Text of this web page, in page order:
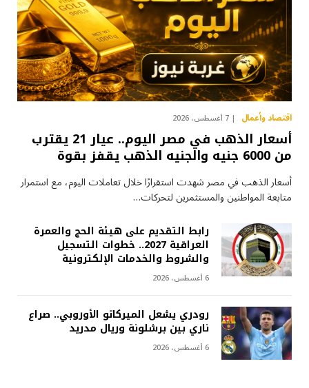
اقتصاد وأعمال 7 أغسطس، 2026
أسعار الذهب في مصر اليوم.. عيار 21 يقترب
من 6000 جنيه والجنيه الذهب يقفز بقوة
أسعار الذهب في مصر شهدت استقرارًا خلال تعاملات اليوم، مع استمرار
متابعة المواطنين والمستثمرين لتحركات…
رابط التقديم على هيئة الحج والعمرة
العراقية 2027.. خطوات التسجيل
والشروط والخدمات الإلكترونية
6 أغسطس، 2026
رودري يشعل الميركاتو الأوروبي.. صراع
ناري بين برشلونة وريال مدريد
6 أغسطس، 2026